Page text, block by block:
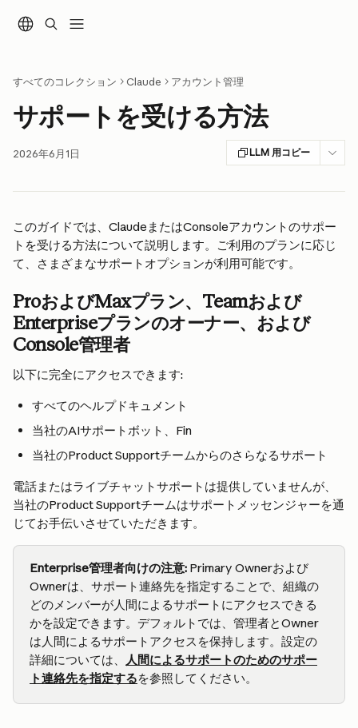
すべてのコレクション Claude アカウント管理
サポートを受ける方法
2026年6月1日 LLM 用コピー
このガイドでは、ClaudeまたはConsoleアカウントのサポー
トを受ける方法について説明します。ご利用のプランに応じ
て、さまざまなサポートオプションが利用可能です。
ProおよびMaxプラン、Teamおよび
Enterpriseプランのオーナー、および
Console管理者
以下に完全にアクセスできます:
すべてのヘルプドキュメント
当社のAIサポートボット、Fin
当社のProduct Supportチームからのさらなるサポート
電話またはライブチャットサポートは提供していませんが、
当社のProduct Supportチームはサポートメッセンジャーを通
じてお手伝いさせていただきます。
Enterprise管理者向けの注意: Primary Ownerおよび
Ownerは、サポート連絡先を指定することで、組織の
どのメンバーが人間によるサポートにアクセスできる
かを設定できます。デフォルトでは、管理者とOwner
は人間によるサポートアクセスを保持します。設定の
詳細については、
人間によるサポートのためのサポー
ト連絡先を指定するを参照してください。